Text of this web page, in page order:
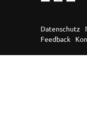
Datenschutz
Feedback